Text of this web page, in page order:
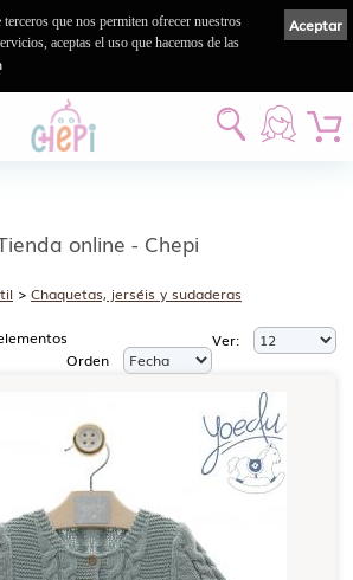
online - Chepi
> Chaquetas, jerséis y sudaderas
Ver:
Orden
Aceptar
que nos permiten ofrecer nuestros
aceptas el uso que hacemos de las